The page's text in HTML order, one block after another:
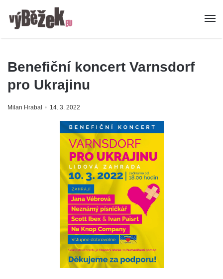
Benefiční koncert Varnsdorf
pro Ukrajinu
Milan Hrabal 14. 3. 2022